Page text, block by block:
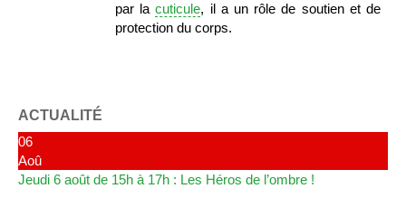
par lacuticule, il a un rôle de soutien et de
protection du corps.
ACTUALITÉ
06
Aoû
Jeudi 6 août de 15h à 17h : Les Héros de l’ombre !